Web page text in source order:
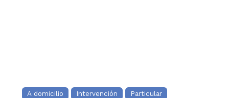
A domicilio Intervención Particular